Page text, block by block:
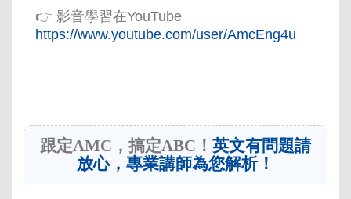
👉 影音學習在YouTube
https://www.youtube.com/user/AmcEng4u
跟定AMC，搞定ABC！ 英文有問題請
放心，專業講師為您解析！